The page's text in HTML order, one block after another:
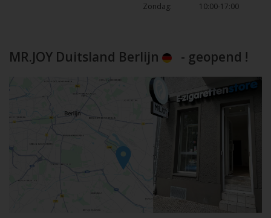
Zondag:
10:00-17:00
MR.JOY Duitsland Berlijn - geopend !